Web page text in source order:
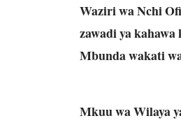
Waziri wa Nchi
zawadi ya
Mbunda wakati
Mkuu wa Wilaya